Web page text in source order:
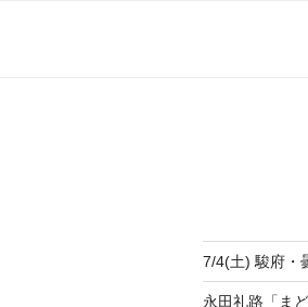
7/4(土) 駿府・
永田礼路「ま